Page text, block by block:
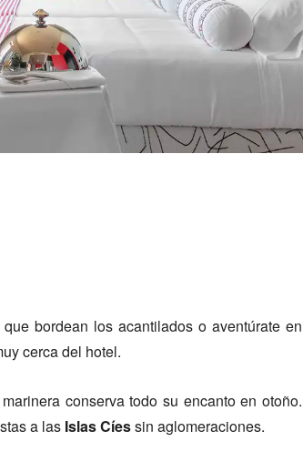
bordean los acantilados o aventúrate en
cerca del hotel.
conserva todo su encanto en otoño.
a las Islas Cíessin aglomeraciones.